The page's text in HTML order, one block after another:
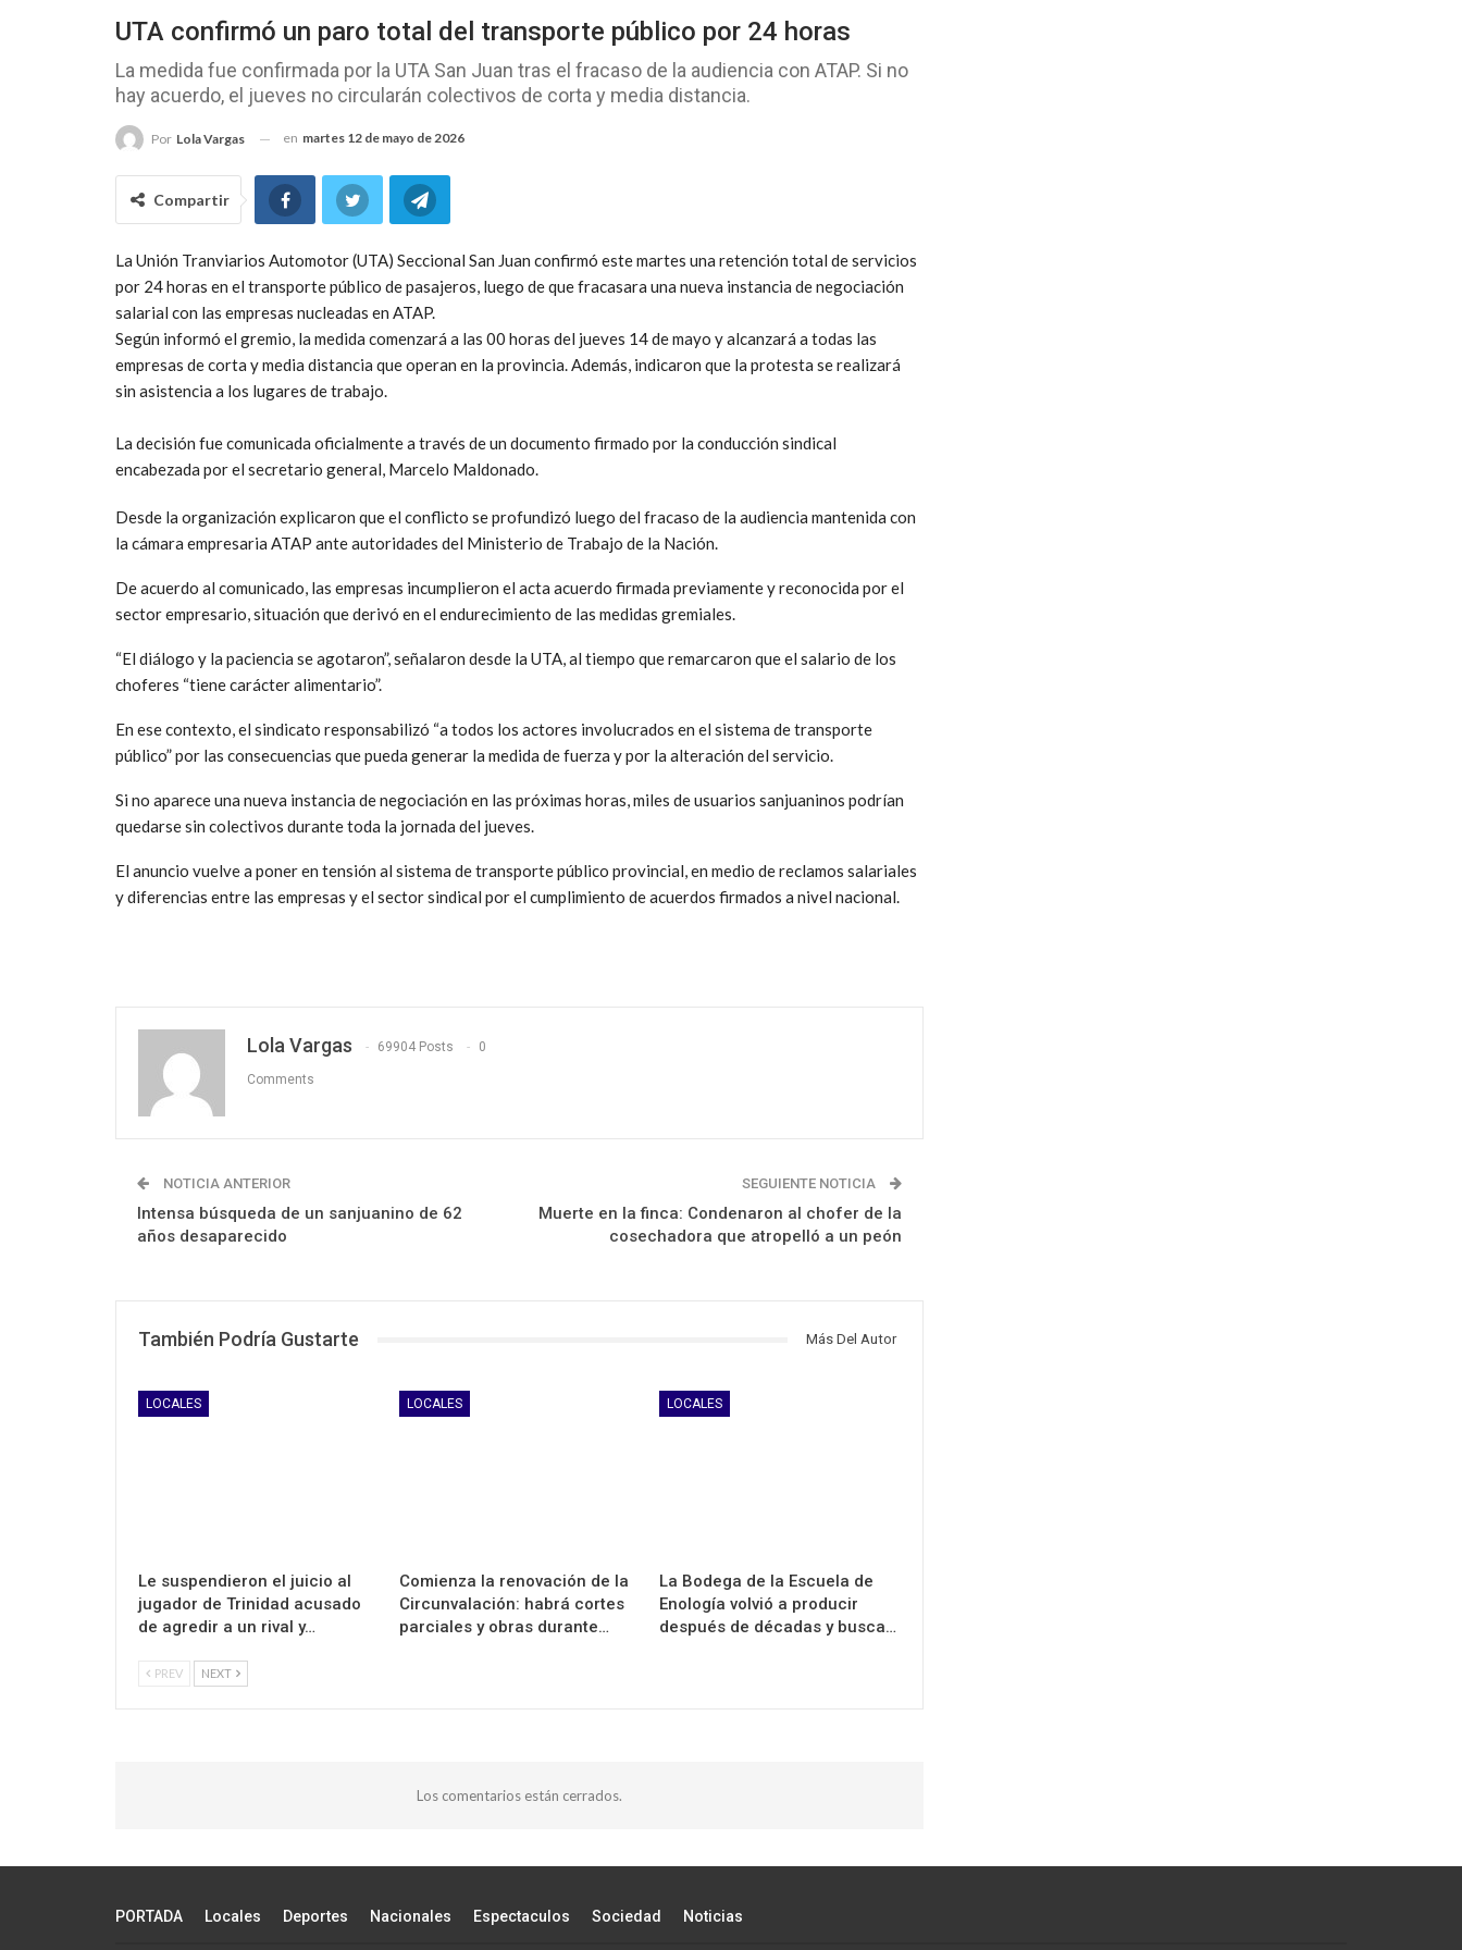
UTA confirmó un paro total del transporte público por 24 horas
La medida fue confirmada por la UTA San Juan tras el fracaso de la audiencia con ATAP. Si no
hay acuerdo, el jueves no circularán colectivos de corta y media distancia.
Por Lola Vargas en martes 12 de mayo de 2026
Compartir
La Unión Tranviarios Automotor (UTA) Seccional San Juan confirmó este martes una retención total de servicios
por 24 horas en el transporte público de pasajeros, luego de que fracasara una nueva instancia de negociación
salarial con las empresas nucleadas en ATAP.
Según informó el gremio, la medida comenzará a las 00 horas del jueves 14 de mayo y alcanzará a todas las
empresas de corta y media distancia que operan en la provincia. Además, indicaron que la protesta se realizará
sin asistencia a los lugares de trabajo.
La decisión fue comunicada oficialmente a través de un documento firmado por la conducción sindical
encabezada por el secretario general, Marcelo Maldonado.
Desde la organización explicaron que el conflicto se profundizó luego del fracaso de la audiencia mantenida con
la cámara empresaria ATAP ante autoridades del Ministerio de Trabajo de la Nación.
De acuerdo al comunicado, las empresas incumplieron el acta acuerdo firmada previamente y reconocida por el
sector empresario, situación que derivó en el endurecimiento de las medidas gremiales.
“El diálogo y la paciencia se agotaron”, señalaron desde la UTA, al tiempo que remarcaron que el salario de los
choferes “tiene carácter alimentario”.
En ese contexto, el sindicato responsabilizó “a todos los actores involucrados en el sistema de transporte
público” por las consecuencias que pueda generar la medida de fuerza y por la alteración del servicio.
Si no aparece una nueva instancia de negociación en las próximas horas, miles de usuarios sanjuaninos podrían
quedarse sin colectivos durante toda la jornada del jueves.
El anuncio vuelve a poner en tensión al sistema de transporte público provincial, en medio de reclamos salariales
y diferencias entre las empresas y el sector sindical por el cumplimiento de acuerdos firmados a nivel nacional.
Lola Vargas 69904 Posts 0
Comments
NOTICIA ANTERIOR
Intensa búsqueda de un sanjuanino de 62
años desaparecido
SEGUIENTE NOTICIA
Muerte en la finca: Condenaron al chofer de la
cosechadora que atropelló a un peón
También Podría Gustarte Más Del Autor
LOCALES
Le suspendieron el juicio al
jugador de Trinidad acusado
de agredir a un rival y…
LOCALES
Comienza la renovación de la
Circunvalación: habrá cortes
parciales y obras durante…
LOCALES
La Bodega de la Escuela de
Enología volvió a producir
después de décadas y busca…
PREV NEXT
Los comentarios están cerrados.
PORTADA Locales Deportes Nacionales Espectaculos Sociedad Noticias